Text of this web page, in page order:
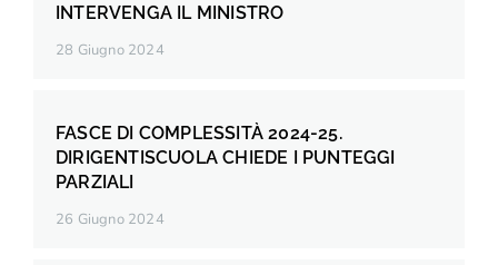
INTERVENGA IL MINISTRO
28 Giugno 2024
FASCE DI COMPLESSITÀ 2024-25.
DIRIGENTISCUOLA CHIEDE I PUNTEGGI
PARZIALI
26 Giugno 2024